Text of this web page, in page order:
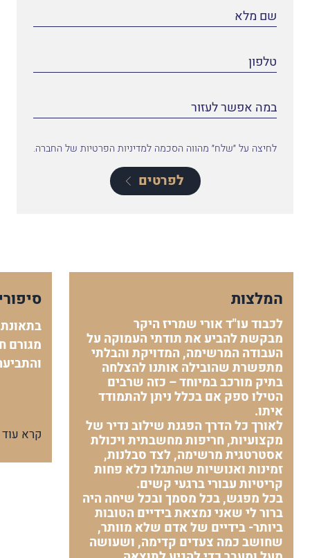
לחיצה על ״שלח״ מהווה הסכמה למדיניות הפרטיות של החברה.
לפרטים
המלצות
לכבוד עו"ד אורי שמריז היקר
מבקשת להביע את תודתי העמוקה על
העבודה המרשימה, המדויקת והבלתי
מתפשרת שהובילה אותנו להצלחה
בתיק מורכב במיוחד – כזה שרבים
הטילו ספק אם בכלל ניתן להתמודד
איתו.
לאורך כל הדרך הפגנת שילוב נדיר של
מקצועיות, חריפות מחשבתית ויכולת
אסטרטגית מרשימה, לצד סבלנות,
זמינות ואנושיות שהתגלו כלא פחות
קריטיות עבורי ברגעי קשים.
בכל מפגש, בכל מסמך ובכל שיחה היה
ברור לי שאני נמצאת בידיים הטובות
ביותר- בידיים של אדם שלא מוותר,
שחושב כמה צעדים קדימה, ושעושה
מגורם
קרא עוד